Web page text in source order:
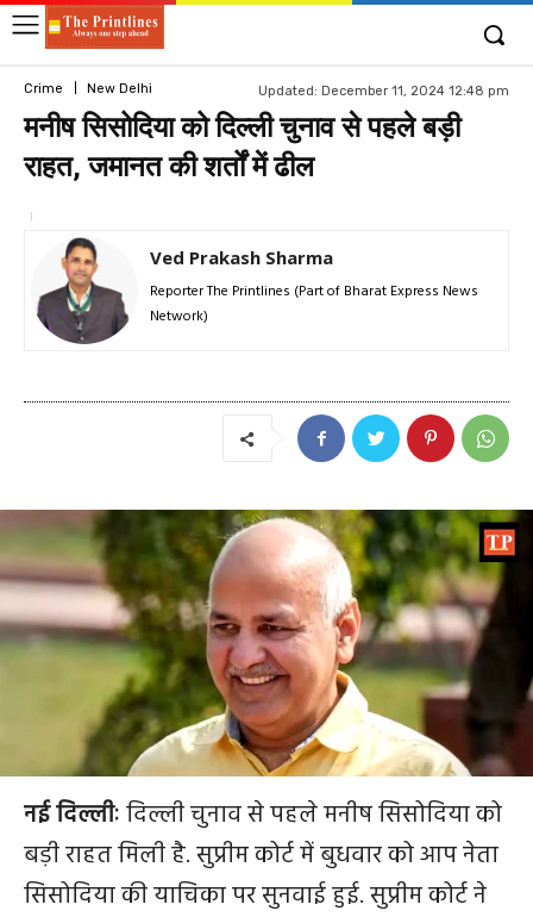
Crime New Delhi Updated: December 11, 2024 12:48 pm
मनीष सिसोदिया को दिल्ली चुनाव से पहले बड़ी
राहत, जमानत की शर्तों में ढील
Ved Prakash Sharma
Reporter The Printlines (Part of Bharat Express News
Network)
नई दिल्लीःदिल्ली चुनाव से पहले मनीष सिसोदिया को
बड़ी राहत मिली है. सुप्रीम कोर्ट में बुधवार को आप नेता
सिसोदिया की याचिका पर सुनवाई हुई. सुप्रीम कोर्ट ने